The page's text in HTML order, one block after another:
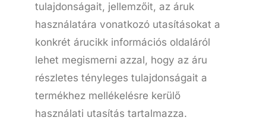
tulajdonságait, jellemzőit, az áruk
használatára vonatkozó utasításokat a
konkrét árucikk információs oldaláról
lehet megismerni azzal, hogy az áru
részletes tényleges tulajdonságait a
termékhez mellékelésre kerülő
használati utasítás tartalmazza.